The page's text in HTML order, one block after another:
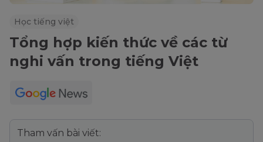
Học tiếng việt
Tổng hợp kiến thức về các từ
nghi vấn trong tiếng Việt
Tham vấn bài viết: